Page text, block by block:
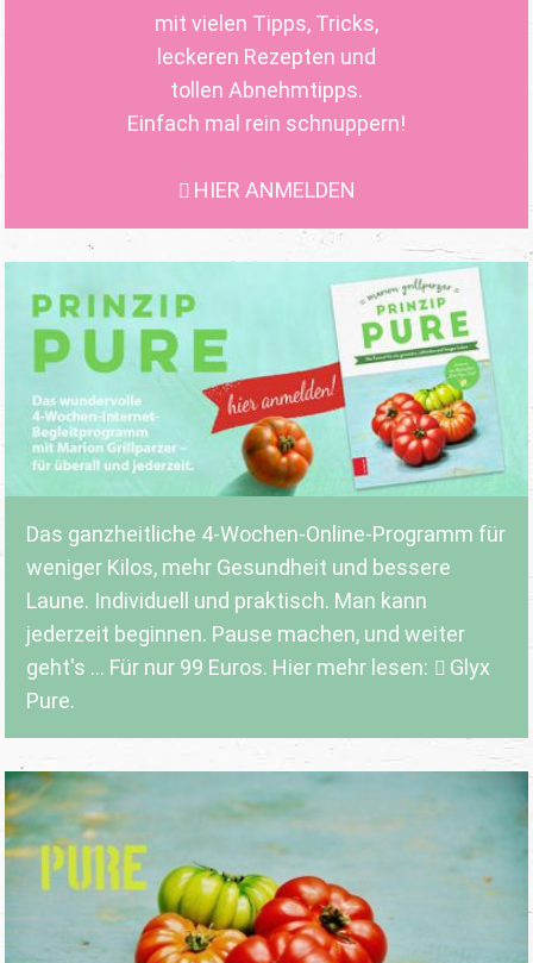
mit vielen Tipps, Tricks,
leckeren Rezepten und
tollen Abnehmtipps.
Einfach mal rein schnuppern!
HIER ANMELDEN
Das ganzheitliche 4-Wochen-Online-Programm für
weniger Kilos, mehr Gesundheit und bessere
Laune. Individuell und praktisch. Man kann
jederzeit beginnen. Pause machen, und weiter
geht's ... Für nur 99 Euros. Hier mehr lesen:
Glyx
Pure.